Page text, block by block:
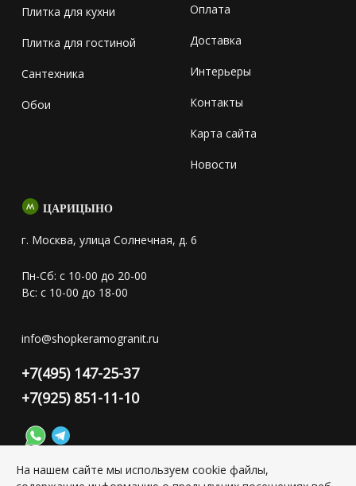
Плитка для кухни
Плитка для гостиной
Сантехника
Обои
Оплата
Доставка
Интерьеры
Контакты
Карта сайта
Новости
ЦАРИЦЫНО
г. Москва, улица Солнечная, д. 6
Пн-Сб: с 10-00 до 20-00
Вс: с 10-00 до 18-00
info@shopkeramogranit.ru
+7(495) 147-25-37
+7(925) 851-11-10
На нашем сайте мы используем cookie файлы,